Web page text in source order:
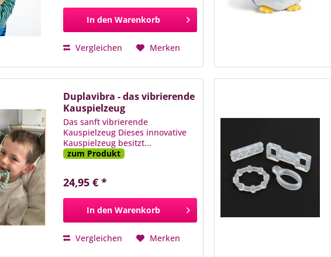
In den Warenkorb
Vergleichen Merken
Duplavibra - das vibrierende
Kauspielzeug
Das sanft vibrierende
Kauspielzeug Dieses innovative
Kauspielzeug besitzt...
zum Produkt
24,95 € *
In den Warenkorb
Vergleichen Merken